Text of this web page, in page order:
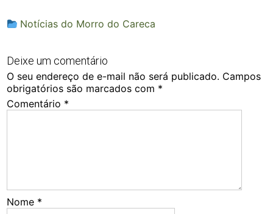
Notícias do Morro do Careca
Deixe um comentário
O seu endereço de e-mail não será publicado. Campos
obrigatórios são marcados com *
Comentário *
Nome *